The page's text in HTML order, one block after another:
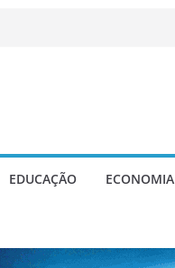
EDUCAÇÃO ECONOMIA